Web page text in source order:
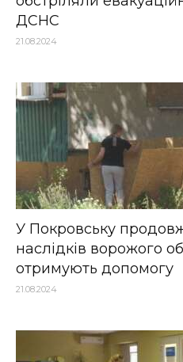
ДСНС
21.08.2024
У Покровську
наслідків ворожого
отримують допомогу
21.08.2024